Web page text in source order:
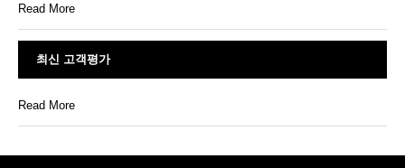
Read More
최신 고객평가
Read More